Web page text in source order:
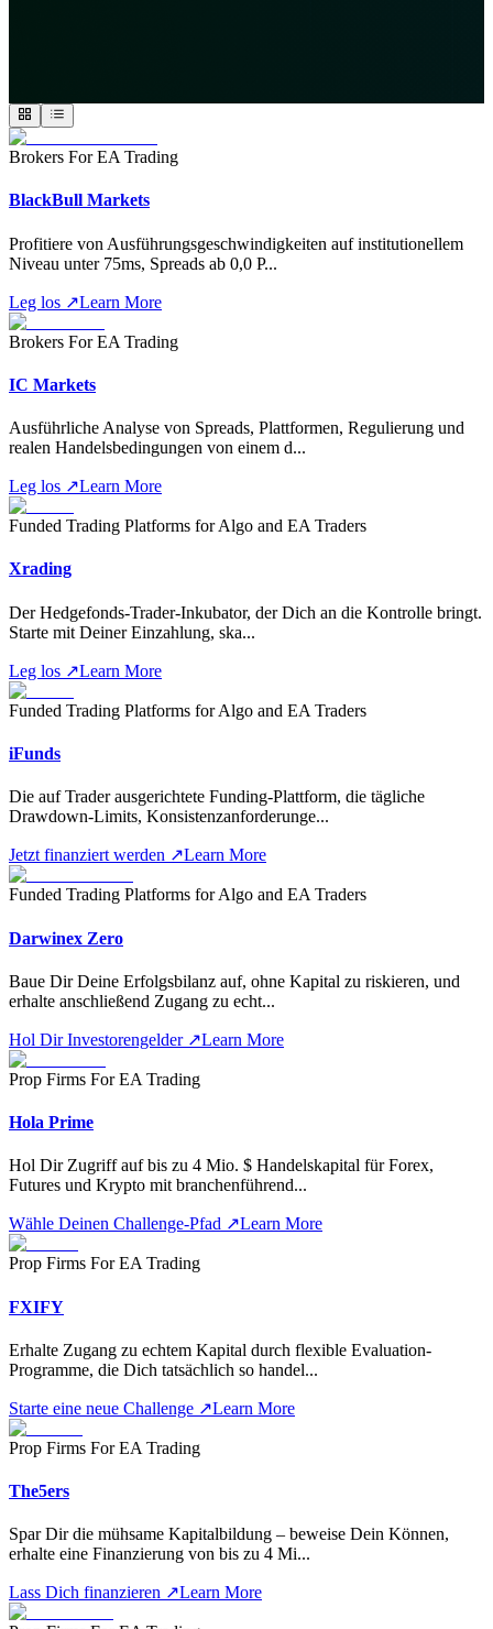
Brokers For EA Trading
BlackBull Markets
Profitiere von Ausführungsgeschwindigkeiten auf institutionellem
Niveau unter 75ms, Spreads ab 0,0 P...
Leg los ↗Learn More
Brokers For EA Trading
IC Markets
Ausführliche Analyse von Spreads, Plattformen, Regulierung und
realen Handelsbedingungen von einem d...
Leg los ↗Learn More
Funded Trading Platforms for Algo and EA Traders
Xrading
Der Hedgefonds-Trader-Inkubator, der Dich an die Kontrolle bringt.
Starte mit Deiner Einzahlung, ska...
Leg los ↗Learn More
Funded Trading Platforms for Algo and EA Traders
iFunds
Die auf Trader ausgerichtete Funding-Plattform, die tägliche
Drawdown-Limits, Konsistenzanforderunge...
Jetzt finanziert werden ↗Learn More
Funded Trading Platforms for Algo and EA Traders
Darwinex Zero
Baue Dir Deine Erfolgsbilanz auf, ohne Kapital zu riskieren, und
erhalte anschließend Zugang zu echt...
Hol Dir Investorengelder ↗Learn More
Prop Firms For EA Trading
Hola Prime
Hol Dir Zugriff auf bis zu 4 Mio. $ Handelskapital für Forex,
Futures und Krypto mit branchenführend...
Wähle Deinen Challenge-Pfad ↗Learn More
Prop Firms For EA Trading
FXIFY
Erhalte Zugang zu echtem Kapital durch flexible Evaluation-
Programme, die Dich tatsächlich so handel...
Starte eine neue Challenge ↗Learn More
Prop Firms For EA Trading
The5ers
Spar Dir die mühsame Kapitalbildung – beweise Dein Können,
erhalte eine Finanzierung von bis zu 4 Mi...
Lass Dich finanzieren ↗Learn More